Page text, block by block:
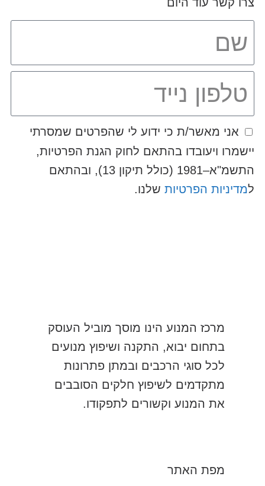
אני מאשר/ת כי ידוע לי שהפרטים שמסרתי
יישמרו ויעובדו בהתאם לחוק הגנת הפרטיות,
התשמ"א–1981 (כולל תיקון 13), ובהתאם
למדיניות הפרטיותשלנו.
מרכז המנוע הינו מוסך מוביל העוסק
בתחום יבוא, התקנה ושיפוץ מנועים
לכל סוגי הרכבים ובמתן פתרונות
מתקדמים לשיפוץ חלקים הסובבים
את המנוע וקשורים לתפקודו.
מפת האתר